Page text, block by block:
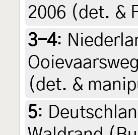
2006 (det. &
3-4:
(det. &
5: